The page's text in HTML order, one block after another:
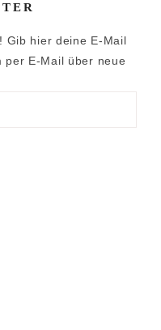
Gib hier deine E-Mail
per E-Mail über neue